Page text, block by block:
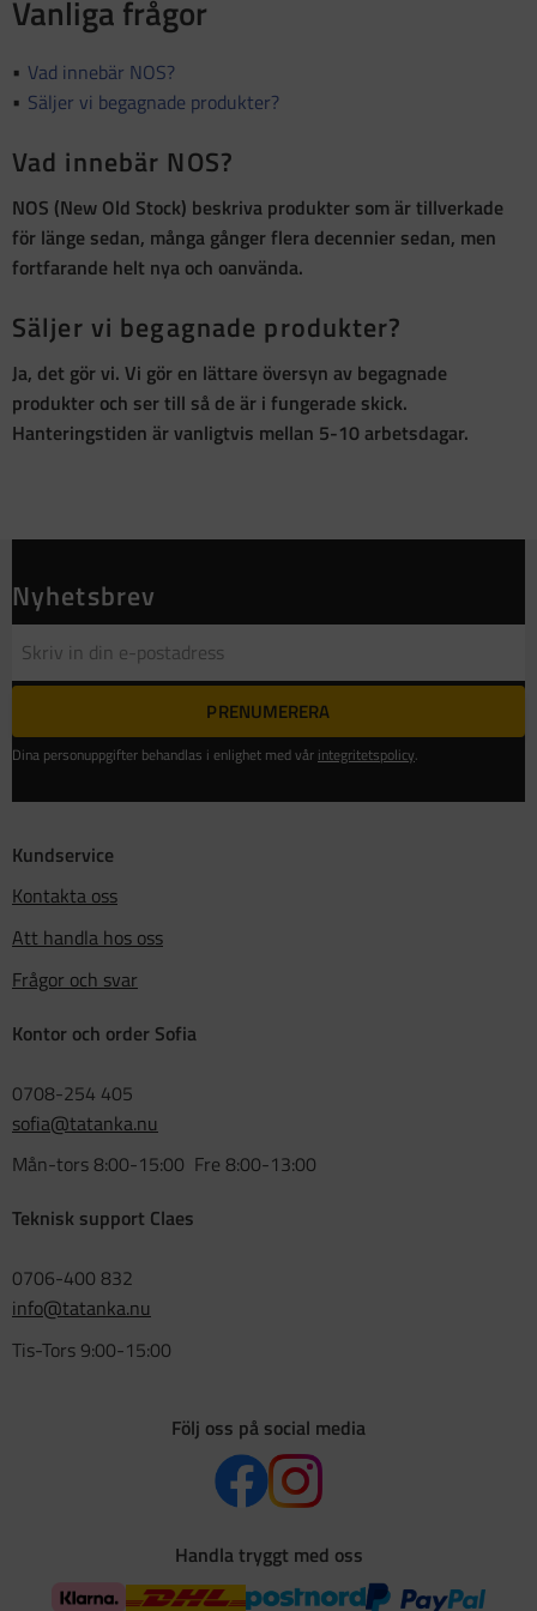
Vanliga frågor
Vad innebär NOS?
Säljer vi begagnade produkter?
Vad innebär NOS?
NOS (New Old Stock) beskriva produkter som ärtillverkade
för länge sedan, många gånger flera decennier sedan, men
fortfarande helt nya och oanvända.
Säljer vi begagnade produkter?
Ja, det gör vi. Vi gör en lättare översyn av begagnade
produkter och ser till så de är i fungerade skick.
Hanteringstiden är vanligtvis mellan 5-10 arbetsdagar.
Nyhetsbrev
PRENUMERERA
Dina personuppgifter behandlas i enlighet med vår integritetspolicy.
Kundservice
Kontakta oss
Att handla hos oss
Frågor och svar
Kontor och order Sofia
0708-254 405
sofia@tatanka.nu
Mån-tors 8:00-15:00 Fre 8:00-13:00
Teknisk support Claes
0706-400 832
info@tatanka.nu
Tis-Tors 9:00-15:00
Följ oss på social media
Handla tryggt med oss